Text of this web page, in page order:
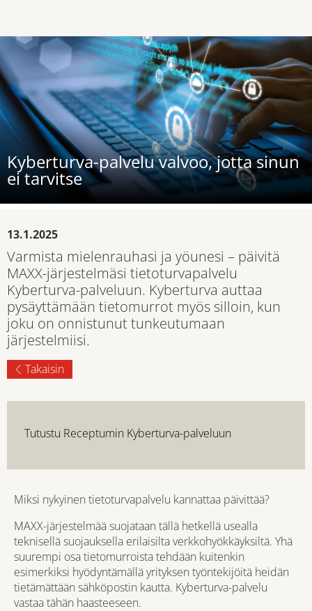
Kyberturva-palvelu valvoo, jotta sinun
ei tarvitse
13.1.2025
Varmista mielenrauhasi ja yöunesi – päivitä
MAXX-järjestelmäsi tietoturvapalvelu
Kyberturva-palveluun. Kyberturva auttaa
pysäyttämään tietomurrot myös silloin, kun
joku on onnistunut tunkeutumaan
järjestelmiisi.
Takaisin
Tutustu Receptumin Kyberturva-palveluun
Miksi nykyinen tietoturvapalvelu kannattaa päivittää?
MAXX-järjestelmää suojataan tällä hetkellä usealla
teknisellä suojauksella erilaisilta verkkohyökkäyksiltä. Yhä
suurempi osa tietomurroista tehdään kuitenkin
esimerkiksi hyödyntämällä yrityksen työntekijöitä heidän
tietämättään sähköpostin kautta. Kyberturva-palvelu
vastaa tähän haasteeseen.